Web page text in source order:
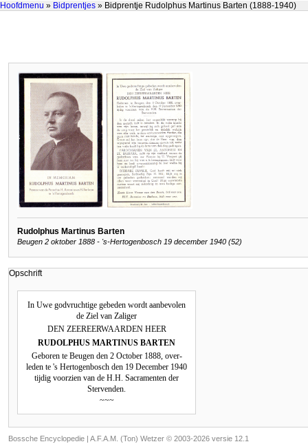
Hoofdmenu » Bidprentjes » Bidprentje Rudolphus Martinus Barten (1888-1940)
Rudolphus Martinus Barten
Beugen 2 oktober 1888 - 's-Hertogenbosch 19 december 1940 (52)
Opschrift
In Uwe godvruchtige gebeden wordt aanbevolen
de Ziel van Zaliger
DEN ZEEREERWAARDEN HEER
RUDOLPHUS MARTINUS BARTEN
Geboren te Beugen den 2 October 1888, over-
leden te 's Hertogenbosch den 19 December 1940
tijdig voorzien van de H.H. Sacramenten der
Stervenden.
~~~
Bossche Encyclopedie | A.F.A.M. (Ton) Wetzer © 2003-2026 versie 12.1